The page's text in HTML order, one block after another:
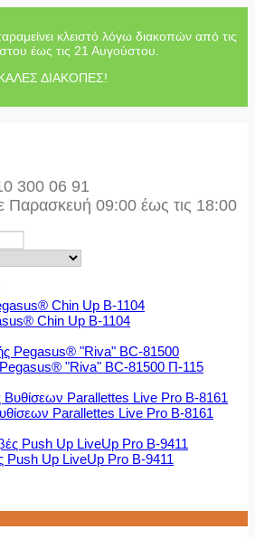
κλειστό λόγω διακοπών από τις
έως τις 21 Αυγούστου.
ΔΙΑΚΟΠΕΣ!
300 06 91
Παρασκευή 09:00 έως τις 18:00
Chin Up Β-1104
"Riva" BC-81500 Π-115
Parallettes Live Pro Β-8161
Push Up LiveUp Pro Β-9411